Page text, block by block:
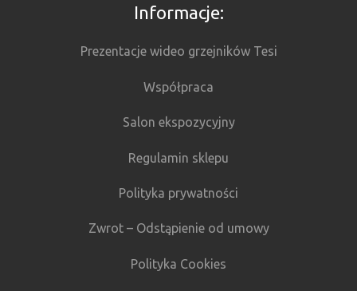
Informacje:
Prezentacje wideo grzejników Tesi
Współpraca
Salon ekspozycyjny
Regulamin sklepu
Polityka prywatności
Zwrot – Odstąpienie od umowy
Polityka Cookies